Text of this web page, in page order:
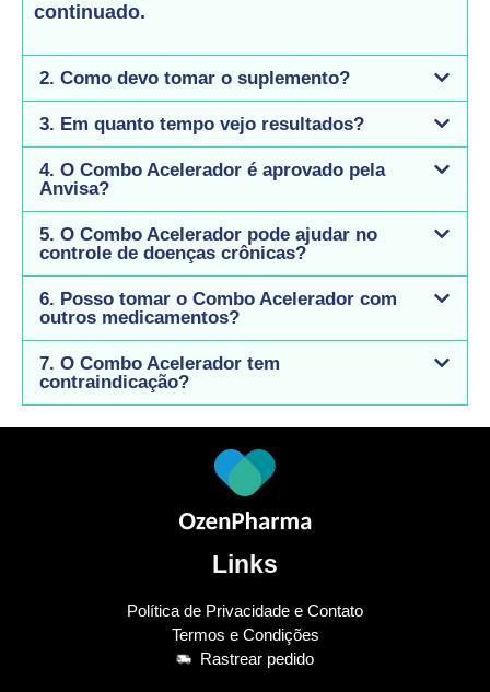
continuado.
2. Como devo tomar o suplemento?
3. Em quanto tempo vejo resultados?
4. O Combo Acelerador é aprovado pela
Anvisa?
5. O Combo Acelerador pode ajudar no
controle de doenças crônicas?
6. Posso tomar o Combo Acelerador com
outros medicamentos?
7. O Combo Acelerador tem
contraindicação?
Links
Política de Privacidade e Contato
Termos e Condições
Rastrear pedido